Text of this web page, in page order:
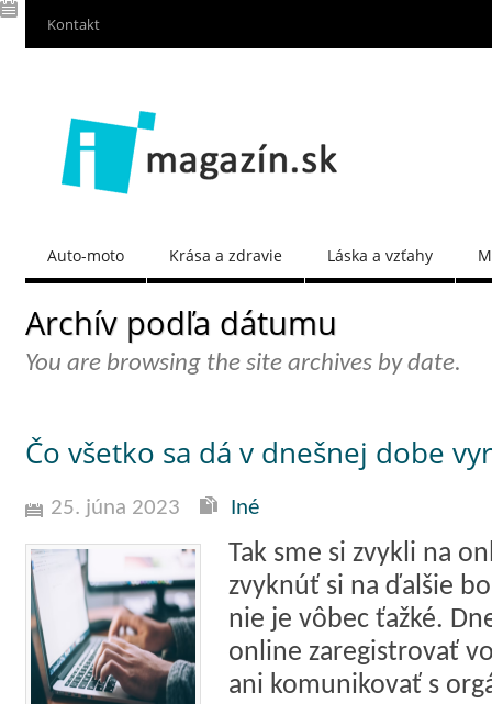
Kontakt
Auto-moto Krása a zdravie Láska a vzťahy
Archív podľa dátumu
You are browsing the site archives by date.
Čo všetko sa dá v dnešnej dobe
25. júna 2023 Iné
Tak sme si zvykli na
zvyknúť si na ďalšie
nie je vôbec ťažké.
online zaregistrovať
ani komunikovať s